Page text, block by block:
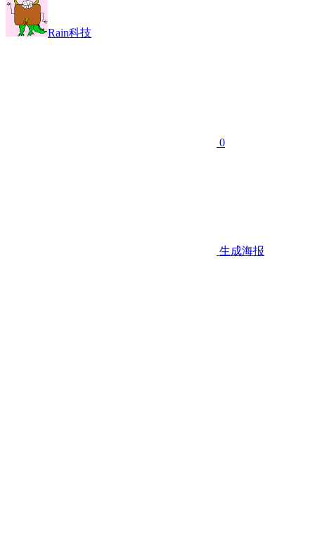
Rain科技
0
生成海报